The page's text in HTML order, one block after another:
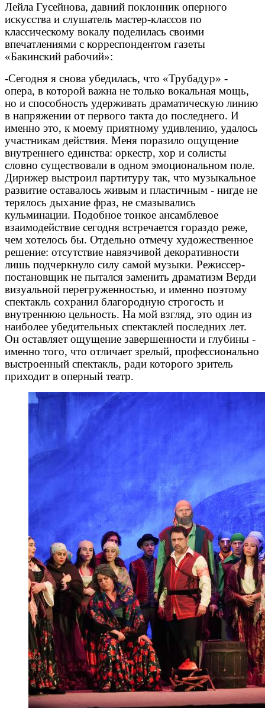
Лейла Гусейнова, давний поклонник оперного
искусства и слушатель мастер-классов по
классическому вокалу поделилась своими
впечатлениями с корреспондентом газеты
«Бакинский рабочий»:
-Сегодня я снова убедилась, что «Трубадур» -
опера, в которой важна не только вокальная мощь,
но и способность удерживать драматическую линию
в напряжении от первого такта до последнего. И
именно это, к моему приятному удивлению, удалось
участникам действия. Меня поразило ощущение
внутреннего единства: оркестр, хор и солисты
словно существовали в одном эмоциональном поле.
Дирижер выстроил партитуру так, что музыкальное
развитие оставалось живым и пластичным - нигде не
терялось дыхание фраз, не смазывались
кульминации. Подобное тонкое ансамблевое
взаимодействие сегодня встречается гораздо реже,
чем хотелось бы. Отдельно отмечу художественное
решение: отсутствие навязчивой декоративности
лишь подчеркнуло силу самой музыки. Режиссер-
постановщик не пытался заменить драматизм Верди
визуальной перегруженностью, и именно поэтому
спектакль сохранил благородную строгость и
внутреннюю цельность. На мой взгляд, это один из
наиболее убедительных спектаклей последних лет.
Он оставляет ощущение завершенности и глубины -
именно того, что отличает зрелый, профессионально
выстроенный спектакль, ради которого зритель
приходит в оперный театр.